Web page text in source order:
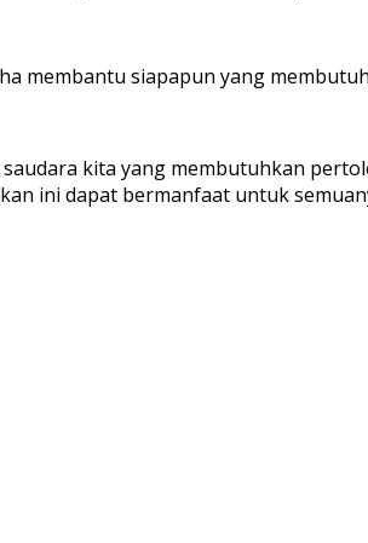
membantu siapapun yang
kita yang membutuhkan
ini dapat bermanfaat untuk